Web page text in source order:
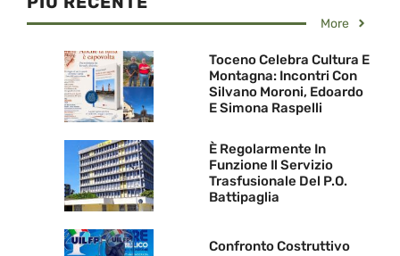
More
Toceno Celebra Cultura E
Montagna: Incontri Con
Silvano Moroni, Edoardo
E Simona Raspelli
È Regolarmente In
Funzione Il Servizio
Trasfusionale Del P.O.
Battipaglia
Confronto Costruttivo